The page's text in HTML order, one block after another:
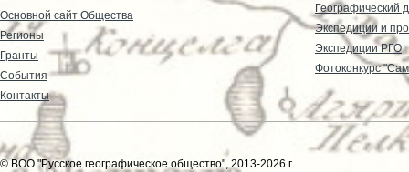
Основной сайт Общества
Регионы
Гранты
События
Контакты
Географический
Экспедиции и
Экспедиции РГО
Фотоконкурс
© ВОО "Русское географическое общество", 2013-2026 г.